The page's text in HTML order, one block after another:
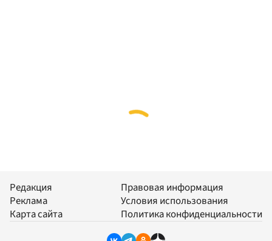
Редакция
Реклама
Карта сайта
Правовая информация
Условия использования
Политика конфиденциальности